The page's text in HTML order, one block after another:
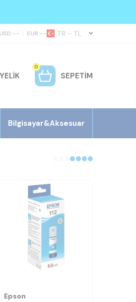
USD:-- | EUR:-- TR − TL
0
SEPETIM
Bilgisayar&Aksesuar
Epson